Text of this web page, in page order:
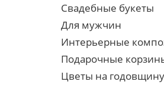
Свадебные букеты
Для мужчин
Интерьерные
Подарочные
Цветы на